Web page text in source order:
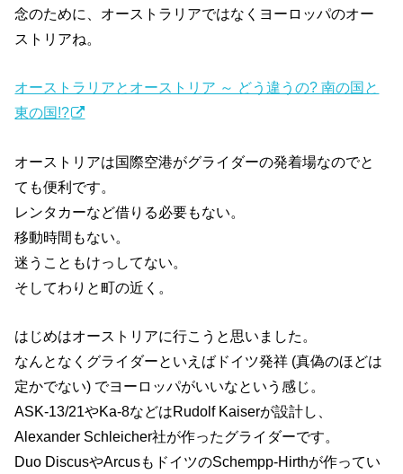
念のために、オーストラリアではなくヨーロッパのオー
ストリアね。
オーストラリアとオーストリア ～ どう違うの? 南の国と
東の国!?
オーストリアは国際空港がグライダーの発着場なのでと
ても便利です。
レンタカーなど借りる必要もない。
移動時間もない。
迷うこともけっしてない。
そしてわりと町の近く。
はじめはオーストリアに行こうと思いました。
なんとなくグライダーといえばドイツ発祥 (真偽のほどは
定かでない) でヨーロッパがいいなという感じ。
ASK-13/21やKa-8などはRudolf Kaiserが設計し、
Alexander Schleicher社が作ったグライダーです。
Duo DiscusやArcusもドイツのSchempp-Hirthが作ってい